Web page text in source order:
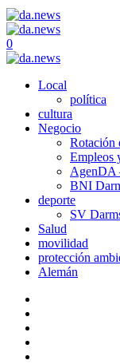
0
Local
política
cultura
Negocio
Rotación
Empleos
AgenDA
BNI
deporte
SV
Salud
movilidad
protección
Alemán